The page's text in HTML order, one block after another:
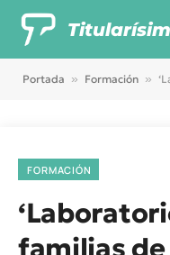
Portada » Formación »
FORMACIÓN
familias